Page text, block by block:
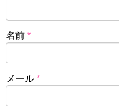
名前 *
メール *